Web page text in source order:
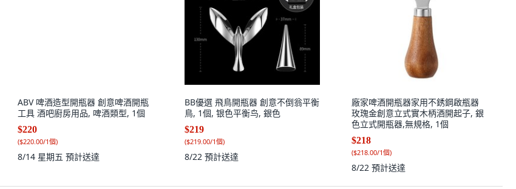
ABV 啤酒造型開瓶器 創意啤酒開瓶
工具 酒吧廚房用品, 啤酒類型, 1個
$220
($220.00/1個)
8/14 星期五 預計送達
BB優選 飛鳥開瓶器 創意不倒翁平衡
鳥, 1個, 银色平衡鸟, 銀色
$219
($219.00/1個)
8/22 預計送達
廠家啤酒開瓶器家用不銹鋼啟瓶器
玫瑰金創意立式實木柄酒開起子, 銀
色立式開瓶器,無規格, 1個
$218
($218.00/1個)
8/22 預計送達